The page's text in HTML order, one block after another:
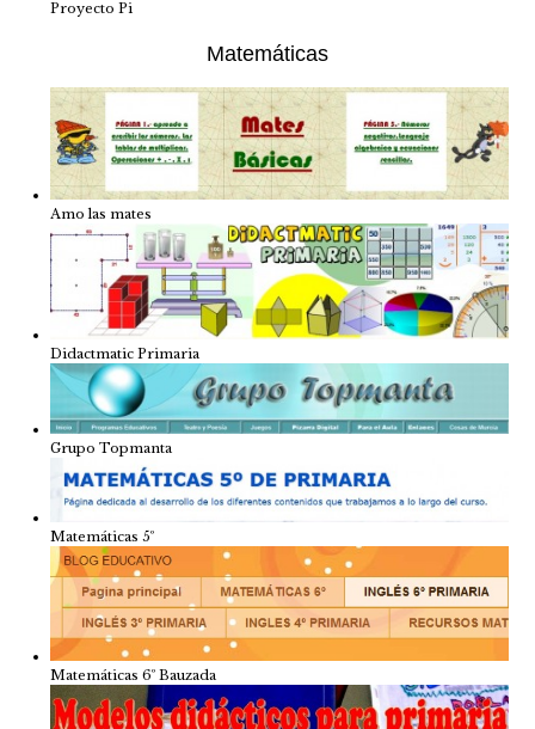
Proyecto Pi
Matemáticas
Amo las mates
Didactmatic Primaria
Grupo Topmanta
Matemáticas 5º
Matemáticas 6º Bauzada